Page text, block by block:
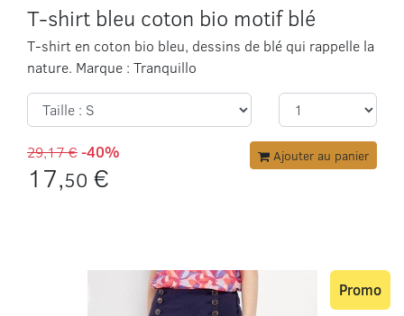
T-shirt bleu coton bio motif blé
T-shirt en coton bio bleu, dessins de blé qui rappelle la
nature. Marque : Tranquillo
29,17 €-40%
17,50 €
Ajouter au panier
Promo